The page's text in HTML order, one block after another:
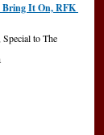
Bring It On, RFK
to The